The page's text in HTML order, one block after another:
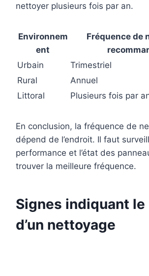
nettoyer plusieurs fois par an.
Environnem
ent
Fréquence de
Urbain
Trimestriel
Rural
Annuel
Littoral
Plusieurs fois par
En conclusion, la fréquence de
dépend de l’endroit. Il faut
performance et l’état des
trouver la meilleure fréquence.
Signes indiquant le
d’un nettoyage